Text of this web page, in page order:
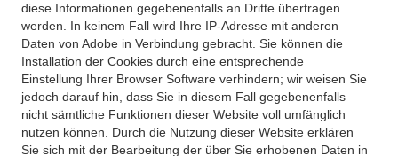
diese Informationen gegebenenfalls an Dritte übertragen
werden. In keinem Fall wird Ihre IP-Adresse mit anderen
Daten von Adobe in Verbindung gebracht. Sie können die
Installation der Cookies durch eine entsprechende
Einstellung Ihrer Browser Software verhindern; wir weisen Sie
jedoch darauf hin, dass Sie in diesem Fall gegebenenfalls
nicht sämtliche Funktionen dieser Website voll umfänglich
nutzen können. Durch die Nutzung dieser Website erklären
Sie sich mit der Bearbeitung der über Sie erhobenen Daten in